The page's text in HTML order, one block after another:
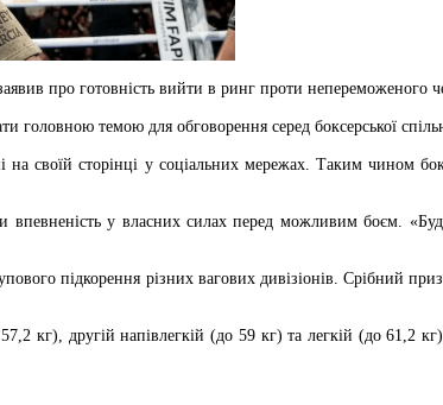
про готовність вийти в ринг проти непереможеного
головною темою для обговорення серед боксерської
сторінці у соціальних мережах. Таким чином
впевненість у власних силах перед можливим боєм.
підкорення різних вагових дивізіонів. Срібний
кг), другій напівлегкій (до 59 кг) та легкій (до 61,2